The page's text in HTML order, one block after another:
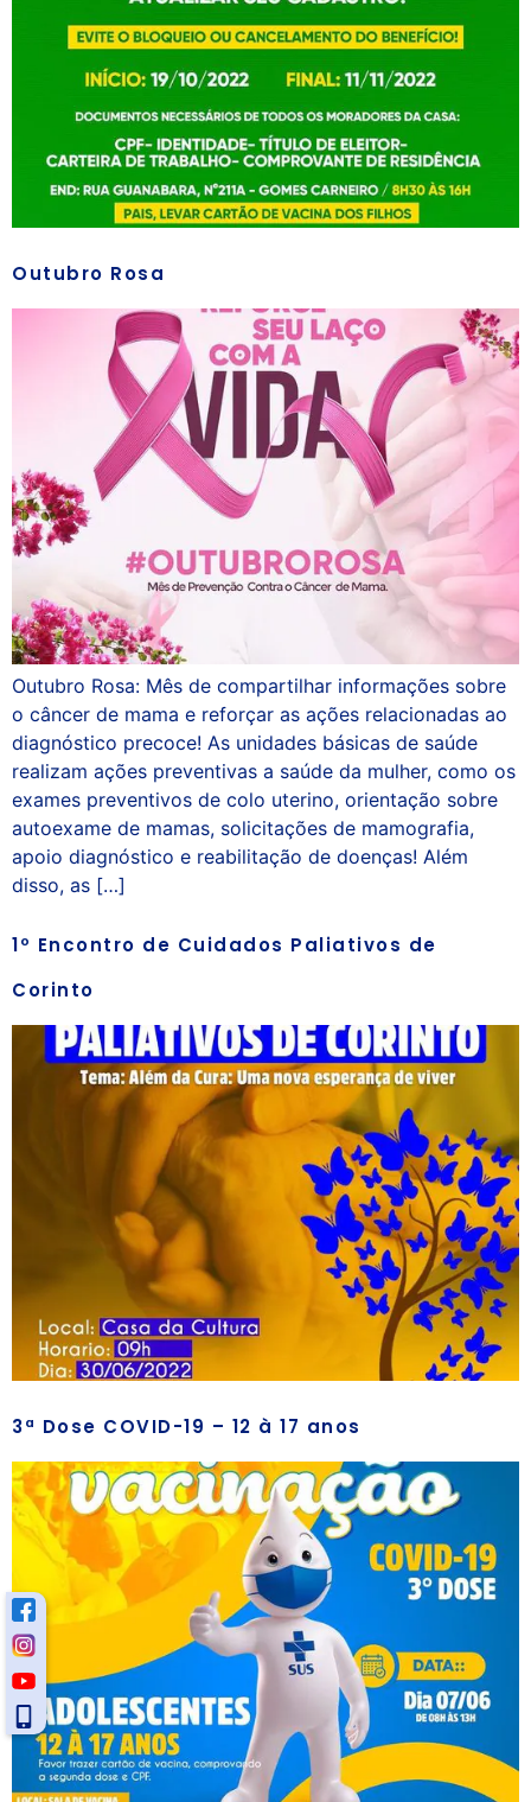
Outubro Rosa
Outubro Rosa: Mês de compartilhar informações sobre
o câncer de mama e reforçar as ações relacionadas ao
diagnóstico precoce! As unidades básicas de saúde
realizam ações preventivas a saúde da mulher, como os
exames preventivos de colo uterino, orientação sobre
autoexame de mamas, solicitações de mamografia,
apoio diagnóstico e reabilitação de doenças! Além
disso, as […]
1º Encontro de Cuidados Paliativos de
Corinto
3ª Dose COVID-19 – 12 à 17 anos